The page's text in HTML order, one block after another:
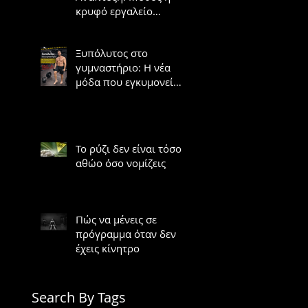
κρυφό εργαλείο
Ξυπόλυτος στο
γυμναστήριο: Η νέα
μόδα που εγκυμονεί
Το ρύζι δεν είναι τόσο
αθώο όσο νομίζεις
Πώς να μένεις σε
πρόγραμμα όταν δεν
έχεις κίνητρο
Search By Tags